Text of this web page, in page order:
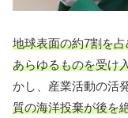
地球表面の約7割を
あらゆるものを受け
かし、産業活動の活
質の海洋投棄が後を